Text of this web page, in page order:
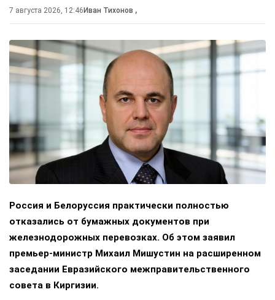
7 августа 2026, 12:46 Иван Тихонов ,
Россия и Белоруссия практически полностью
отказались от бумажных документов при
железнодорожных перевозках. Об этом заявил
премьер-министр Михаил Мишустин на расширенном
заседании Евразийского межправительственного
совета в Киргизии.